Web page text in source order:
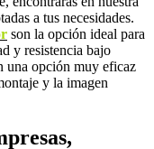
a tus necesidades.
son la opción ideal para
y resistencia bajo
una opción muy eficaz
y la imagen